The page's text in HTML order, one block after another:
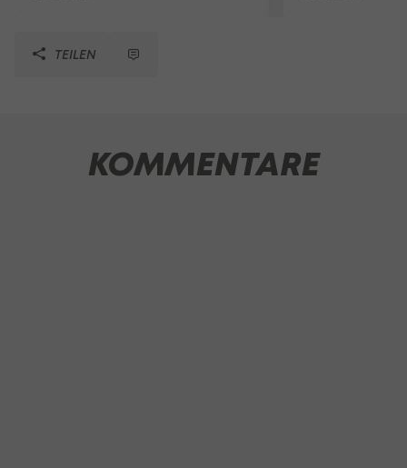
TEILEN
KOMMENTARE